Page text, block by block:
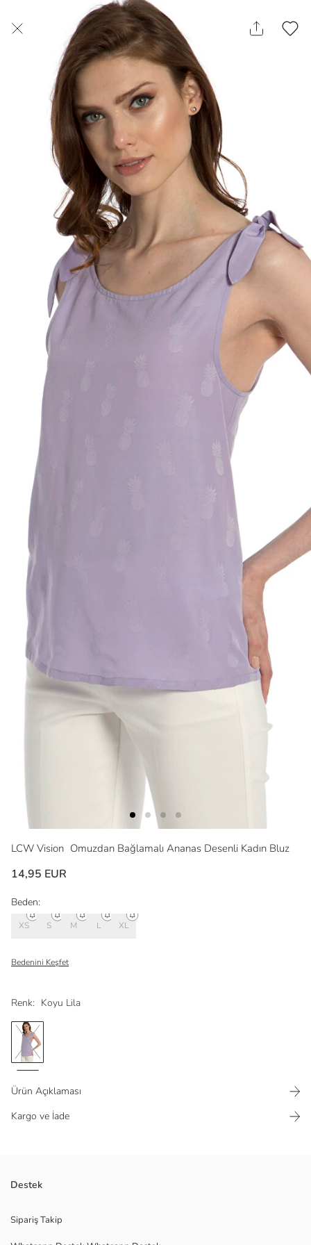
LCW Vision Omuzdan Bağlamalı Ananas Desenli Kadın Bluz
14,95 EUR
Renk: Koyu Lila
Beden:
XS S M L XL
Bedenini Keşfet
Ürün Açıklaması
Kargo ve İade
Kadın bluz, bisiklet yakalı ve kolsuzdur. Omuzlarında bağlama detayı
Ana Kumaş:
Destek
Sipariş Takip